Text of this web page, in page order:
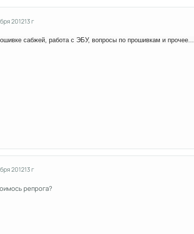
201213 г
сабжей, работа с ЭБУ, вопросы по прошивкам и прочее...
201213 г
репрога?